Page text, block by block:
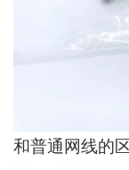
和普通网线的